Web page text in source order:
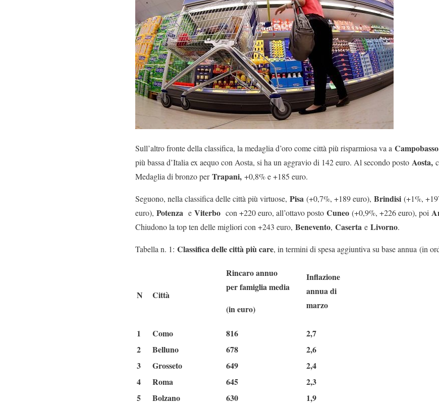
Sull’altro fronte della classifica, la medaglia d’oro come città più risparmiosa va a Campobasso
più bassa d’Italia ex aequo con Aosta, si ha un aggravio di 142 euro. Al secondo posto Aosta,
Medaglia di bronzo perTrapani, +0,8% e +185 euro.
Seguono, nella classifica delle città più virtuose, Pisa (+0,7%, +189 euro), Brindisi (+1%,
euro), Potenza e Viterbo con +220 euro, all’ottavo posto Cuneo (+0,9%, +226 euro), poi
Chiudono la top ten delle migliori con +243 euro, Benevento, Caserta e Livorno.
Tabella n. 1: Classifica delle città più care, in termini di spesa aggiuntiva su base annua (in
N Città
Rincaro annuo
per famiglia media
(in euro)
Inflazione
annua di
marzo
1 Como 816
2,7
2
Belluno 678
2,6
3
Grosseto 649
2,4
4
Roma 645
2,3
5
Bolzano 630
1,9